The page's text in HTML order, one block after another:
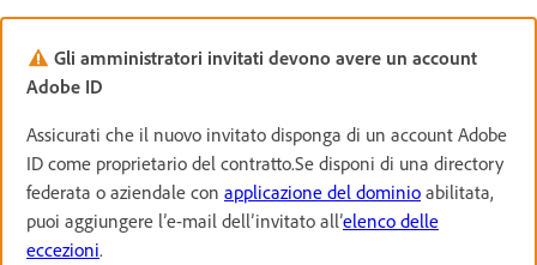
Gli amministratori invitati devono avere un account
Adobe ID
Assicurati che il nuovo invitato disponga di un account Adobe
ID come proprietario del contratto.Se disponi di una directory
federata o aziendale con applicazione del dominio abilitata,
puoi aggiungere l’e-mail dell’invitato all’elenco delle
eccezioni.